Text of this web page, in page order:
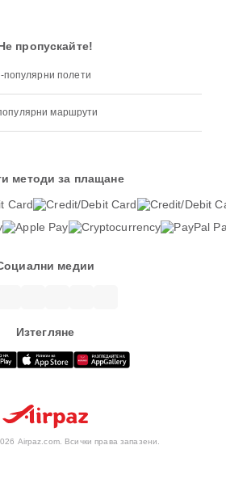
пропускайте!
популярни полети
маршрути
методи за плащане
медии
Изтегляне
Airpaz.com. Всички права запазени.